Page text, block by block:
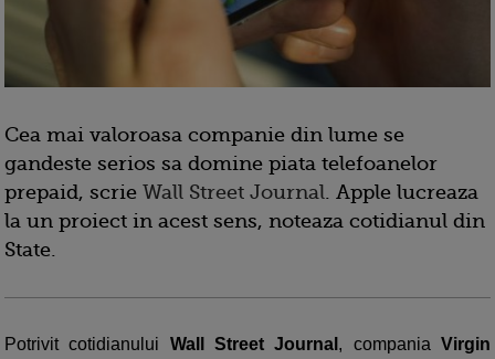
Cea mai valoroasa companie din lume se
gandeste serios sa domine piata telefoanelor
prepaid, scrie Wall Street Journal. Apple lucreaza
la un proiect in acest sens, noteaza cotidianul din
State.
Potrivit cotidianului Wall Street Journal , companiaVirgin